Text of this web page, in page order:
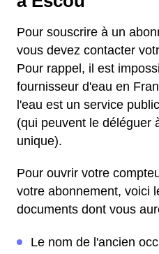
Pour souscrire à un
vous devez contacter
Pour rappel, il est
fournisseur d'eau en
l'eau est un service
(qui peuvent le déléguer
unique).
Pour ouvrir votre
votre abonnement, voici
documents dont vous
Le nom de l'ancien